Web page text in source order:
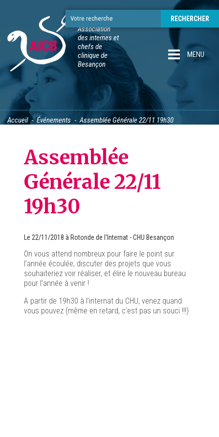
Association
des internes et
chefs de
clinique de
Besançon
MENU
Accueil Événements Assemblée Générale 22/11 19h30
Assemblée
Générale 22/11
19h30
Le 22/11/2018 à Rotonde de l'Internat - CHU Besançon
On vous attend nombreux pour faire le point sur
l’année écoulée, discuter des projets que vous
souhaiteriez voir réaliser, et élire le nouveau bureau
pour l’année à venir !
A partir de 19h30 à l’internat du CHU, venez quand
vous pouvez (même en retard, c’est pas un souci !!!)